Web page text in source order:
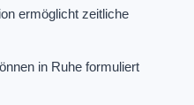
ermöglicht zeitliche
in Ruhe formuliert